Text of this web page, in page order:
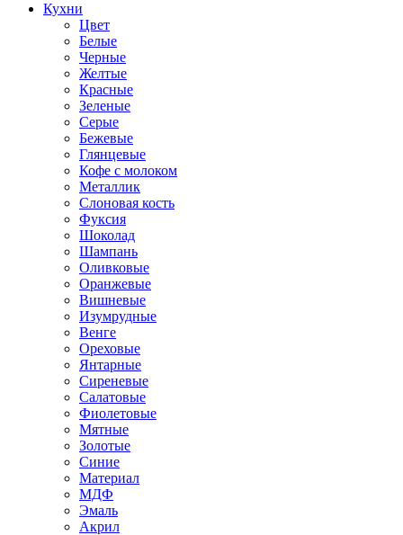
Кухни
Цвет
Белые
Черные
Желтые
Красные
Зеленые
Серые
Бежевые
Глянцевые
Кофе с молоком
Металлик
Слоновая кость
Фуксия
Шоколад
Шампань
Оливковые
Оранжевые
Вишневые
Изумрудные
Венге
Ореховые
Янтарные
Сиреневые
Салатовые
Фиолетовые
Мятные
Золотые
Синие
Материал
МДФ
Эмаль
Акрил